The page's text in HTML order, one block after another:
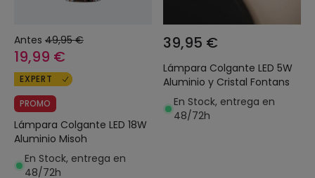
Antes 49,95 €
19,99 €
EXPERT
PROMO
Lámpara Colgante LED 18W
Aluminio Misoh
En Stock, entrega en
48/72h
39,95 €
Lámpara Colgante LED 5W
Aluminio y Cristal Fontans
En Stock, entrega en
48/72h